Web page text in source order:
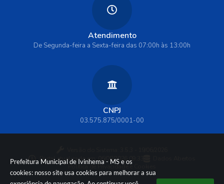
Prefeitura Municipal de Ivinhema - MS e os
cookies: nosso site usa cookies para melhorar a sua
Atendimento
De Segunda-feira a Sexta-feira das 07:00h às 13:00h
CNPJ
03.575.875/0001-00
Portal atualizado em:
06/08/2026 09:33
Política de Privacidade e Cookies